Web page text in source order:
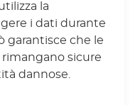
la
i dati durante
garantisce che le
sicure
dannose.